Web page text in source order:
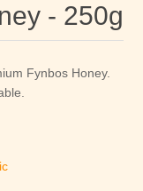
- 250g
Fynbos Honey.